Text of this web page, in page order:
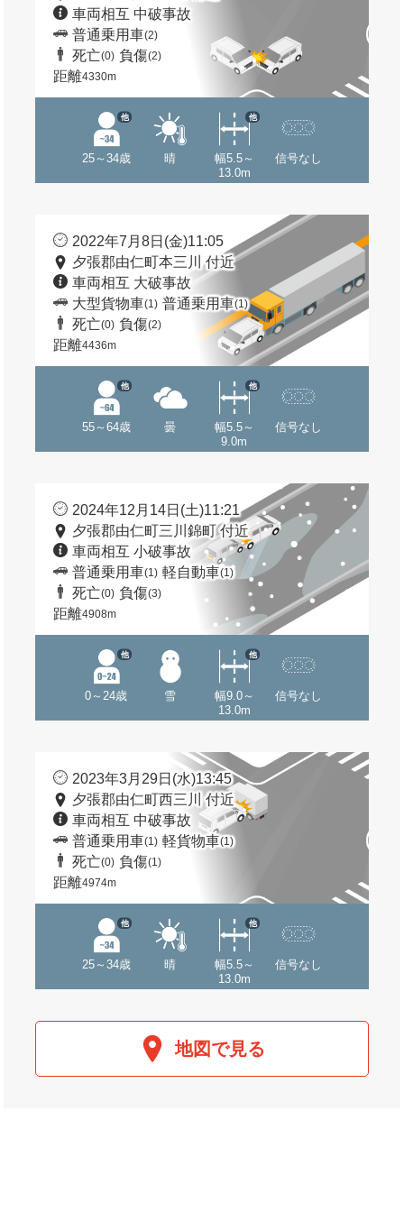
車両相互 中破事故
普通乗用車(2)
死亡(0) 負傷(2)
距離4330m
25～34歳
他
晴
幅5.5～
13.0m
他
信号なし
2022年7月8日(金)11:05
夕張郡由仁町本三川 付近
車両相互 大破事故
大型貨物車(1) 普通乗用車(1)
死亡(0) 負傷(2)
距離4436m
55～64歳
他
曇
幅5.5～
9.0m
他
信号なし
2024年12月14日(土)11:21
夕張郡由仁町三川錦町 付近
車両相互 小破事故
普通乗用車(1) 軽自動車(1)
死亡(0) 負傷(3)
距離4908m
0～24歳
他
雪
幅9.0～
13.0m
他
信号なし
2023年3月29日(水)13:45
夕張郡由仁町西三川 付近
車両相互 中破事故
普通乗用車(1) 軽貨物車(1)
死亡(0) 負傷(1)
距離4974m
25～34歳
他
晴
幅5.5～
13.0m
他
信号なし
地図で見る